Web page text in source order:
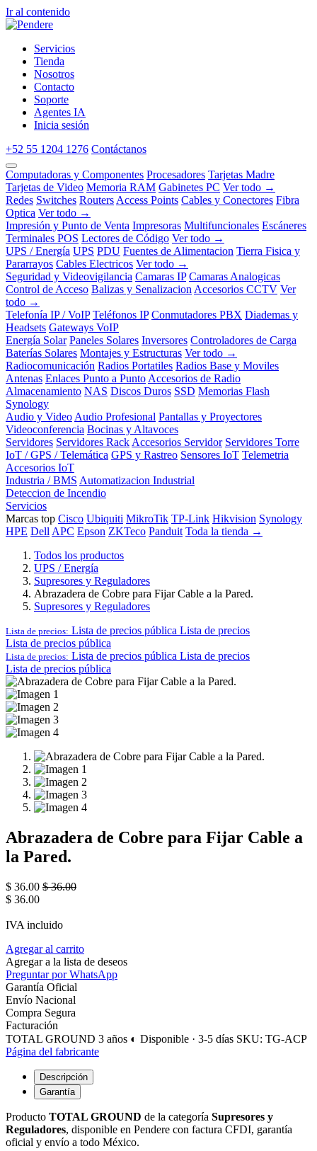
Ir al contenido
Servicios
Tienda
Nosotros
Contacto
Soporte
Agentes IA
Inicia sesión
+52 55 1204 1276 Contáctanos
Computadoras y Componentes Procesadores Tarjetas Madre
Tarjetas de Video Memoria RAM Gabinetes PC Ver todo →
Redes Switches Routers Access Points Cables y Conectores Fibra
Optica Ver todo →
Impresión y Punto de Venta Impresoras Multifuncionales Escáneres
Terminales POS Lectores de Código Ver todo →
UPS / Energía UPS PDU Fuentes de Alimentacion Tierra Fisica y
Pararrayos Cables Electricos Ver todo →
Seguridad y Videovigilancia Camaras IP Camaras Analogicas
Control de Acceso Balizas y Senalizacion Accesorios CCTV Ver
todo →
Telefonía IP / VoIP Teléfonos IP Conmutadores PBX Diademas y
Headsets Gateways VoIP
Energía Solar Paneles Solares Inversores Controladores de Carga
Baterías Solares Montajes y Estructuras Ver todo →
Radiocomunicación Radios Portatiles Radios Base y Moviles
Antenas Enlaces Punto a Punto Accesorios de Radio
Almacenamiento NAS Discos Duros SSD Memorias Flash
Synology
Audio y Video Audio Profesional Pantallas y Proyectores
Videoconferencia Bocinas y Altavoces
Servidores Servidores Rack Accesorios Servidor Servidores Torre
IoT / GPS / Telemática GPS y Rastreo Sensores IoT Telemetria
Accesorios IoT
Industria / BMS Automatizacion Industrial
Deteccion de Incendio
Servicios
Marcas top Cisco Ubiquiti MikroTik TP-Link Hikvision Synology
HPE Dell APC Epson ZKTeco Panduit Toda la tienda →
Todos los productos
UPS / Energía
Supresores y Reguladores
Abrazadera de Cobre para Fijar Cable a la Pared.
Supresores y Reguladores
Lista de precios: Lista de precios pública Lista de precios
Lista de precios pública
Lista de precios: Lista de precios pública Lista de precios
Lista de precios pública
Abrazadera de Cobre para Fijar Cable a
la Pared.
$ 36.00 $36.00
$ 36.00
IVA incluido
Agregar al carrito
Agregar a la lista de deseos
Preguntar por WhatsApp
Garantía Oficial
Envío Nacional
Compra Segura
Facturación
TOTAL GROUND 3 años ◐ Disponible · 3-5 días SKU: TG-ACP
Página del fabricante
Descripción
Garantía
Producto TOTAL GROUND de la categoría Supresores y
Reguladores, disponible en Pendere con factura CFDI, garantía
oficial y envío a todo México.